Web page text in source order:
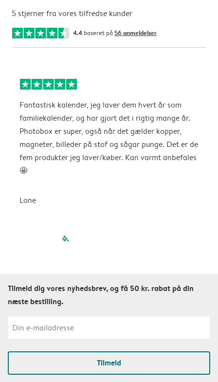
5 stjerner fra vores tilfredse kunder
4.4 baseret på 56 anmeldelser
Fantastisk kalender, jeg laver dem hvert år som
familiekalender, og har gjort det i rigtig mange år.
Photobox er super, også når det gælder kopper,
magneter, billeder på stof og sågar punge. Det er de
fem produkter jeg laver/køber. Kan varmt anbefales
🤩
Lone
filled-pagination
Tilmeld dig vores nyhedsbrev, og få 50 kr. rabat på din
næste bestilling.
Tilmeld